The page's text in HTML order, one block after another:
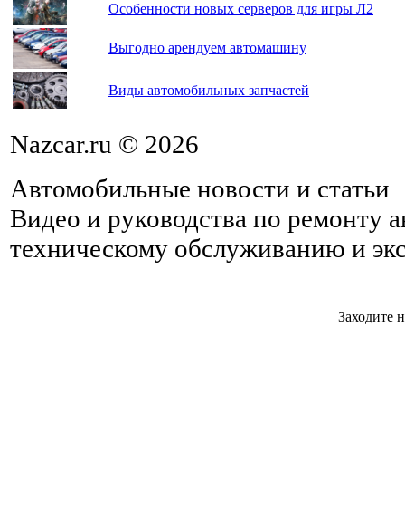
Особенности новых серверов для игры Л2
Выгодно арендуем автомашину
Виды автомобильных запчастей
Nazcar.ru © 2026
Автомобильные новости и статьи
Видео и руководства по ремонту
техническому обслуживанию и
Заходите